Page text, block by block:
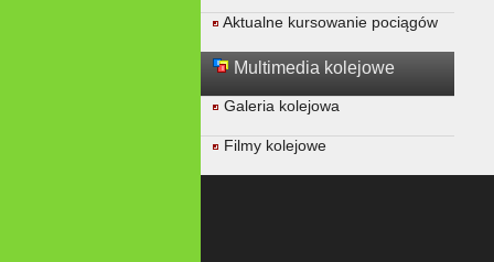
Aktualne kursowanie pociągów
Multimedia kolejowe
Galeria kolejowa
Filmy kolejowe